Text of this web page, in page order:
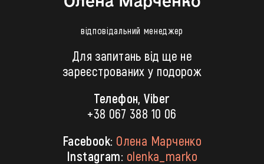
відповідальний менеджер
Для запитань від ще не
зареєстрованих у подорож
Телефон, Viber
+38 067 388 10 06
Facebook: Олена Марченко
Instagram: olenka_marko